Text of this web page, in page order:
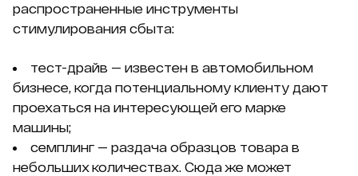
распространенные инструменты
стимулирования сбыта:
тест-драйв — известен в автомобильном
бизнесе, когда потенциальному клиенту дают
проехаться на интересующей его марке
машины;
семплинг — раздача образцов товара в
небольших количествах. Сюда же может